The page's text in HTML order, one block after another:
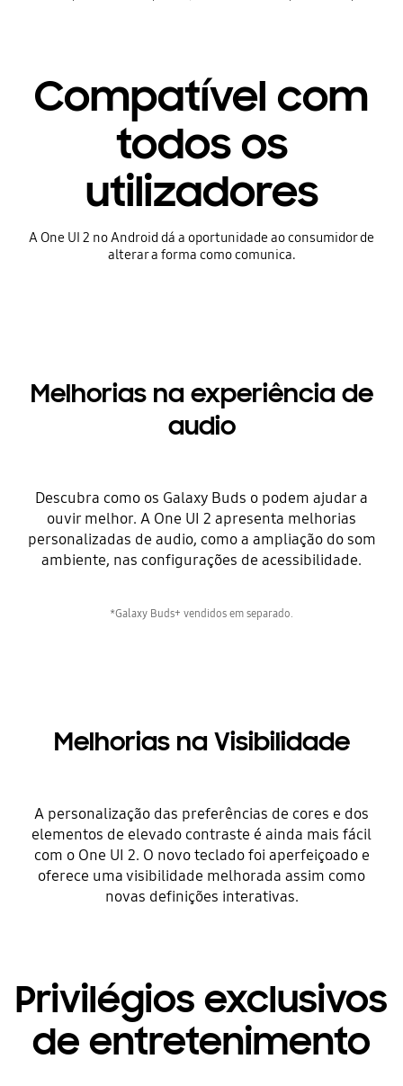
Compatível com
todos os
utilizadores
A One UI 2 no Android dá a oportunidade ao consumidor de
alterar a forma como comunica.
Melhorias na experiência de
audio
Descubra como os Galaxy Buds o podem ajudar a
ouvir melhor. A One UI 2 apresenta melhorias
personalizadas de audio, como a ampliação do som
ambiente, nas configurações de acessibilidade.
*Galaxy Buds+ vendidos em separado.
Melhorias na Visibilidade
A personalização das preferências de cores e dos
elementos de elevado contraste é ainda mais fácil
com o One UI 2. O novo teclado foi aperfeiçoado e
oferece uma visibilidade melhorada assim como
novas definições interativas.
Privilégios exclusivos
de entretenimento